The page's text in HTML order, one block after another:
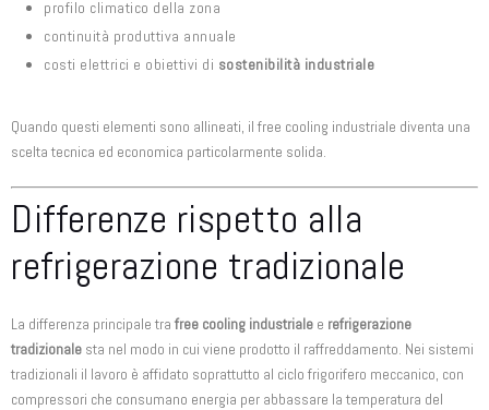
profilo climatico della zona
continuità produttiva annuale
costi elettrici e obiettivi di sostenibilità industriale
Quando questi elementi sono allineati, il free cooling industriale diventa una
scelta tecnica ed economica particolarmente solida.
Differenze rispetto alla
refrigerazione tradizionale
La differenza principale tra free cooling industriale e refrigerazione
tradizionale sta nel modo in cui viene prodotto il raffreddamento. Nei sistemi
tradizionali il lavoro è affidato soprattutto al ciclo frigorifero meccanico, con
compressori che consumano energia per abbassare la temperatura del